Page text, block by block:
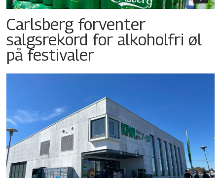
Carlsberg forventer
salgsrekord for alkoholfri øl
på festivaler